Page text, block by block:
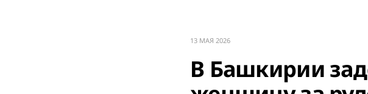
13 МАЯ 2026
В Башкирии